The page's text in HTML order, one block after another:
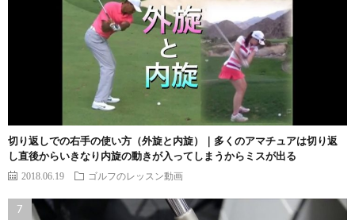
切り返しでの右手の使い方（外旋と内旋）｜多くのアマチュアは切り返
し直後からいきなり内旋の動きが入ってしまうからミスが出る
2018.06.19 ゴルフのレッスン動画